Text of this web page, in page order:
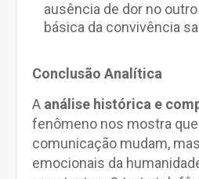
ausência de dor no
básica da convivência
Conclusão Analítica
A análise histórica e
fenômeno nos mostra
comunicação mudam,
emocionais da